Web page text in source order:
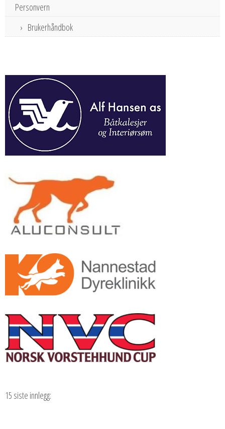
Personvern
Brukerhåndbok
15 siste innlegg: